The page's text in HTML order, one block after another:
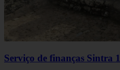
Serviço de finanças Sintra 1